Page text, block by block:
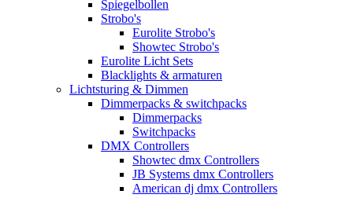
Spiegelbollen
Strobo's
Eurolite Strobo's
Showtec Strobo's
Eurolite Licht Sets
Blacklights & armaturen
Lichtsturing & Dimmen
Dimmerpacks & switchpacks
Dimmerpacks
Switchpacks
DMX Controllers
Showtec dmx Controllers
JB Systems dmx Controllers
American dj dmx Controllers